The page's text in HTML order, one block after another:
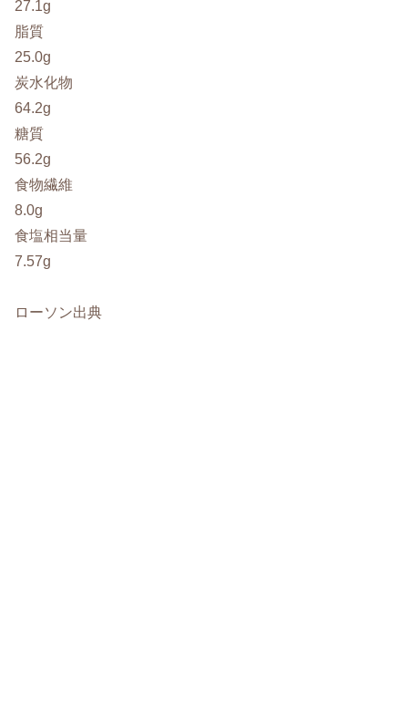
27.1g
脂質
25.0g
炭水化物
64.2g
糖質
56.2g
食物繊維
8.0g
食塩相当量
7.57g
ローソン出典